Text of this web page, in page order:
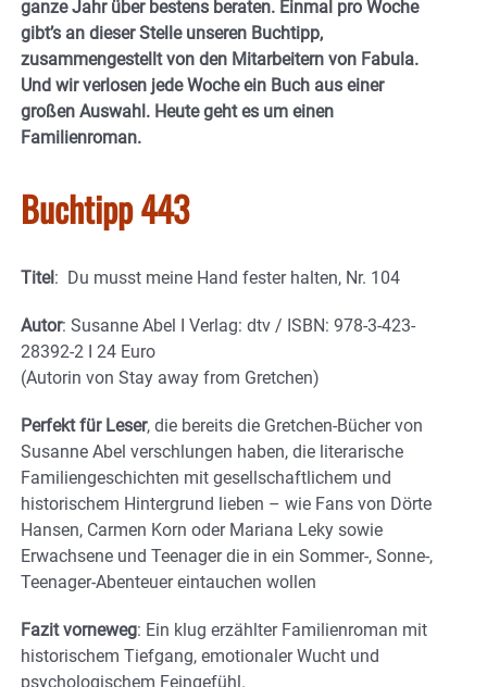
ganze Jahr über bestens beraten. Einmal pro Woche
gibt’s an dieser Stelle unseren Buchtipp,
zusammengestellt von den Mitarbeitern von Fabula.
Und wir verlosen jede Woche ein Buch aus einer
großen Auswahl. Heute geht es um einen
Familienroman.
Buchtipp 443
Titel: Du musst meine Hand fester halten, Nr. 104
Autor: Susanne Abel I Verlag: dtv / ISBN: 978-3-423-
28392-2 I 24 Euro
(Autorin von Stay away from Gretchen)
Perfekt für Leser, die bereits die Gretchen-Bücher von
Susanne Abel verschlungen haben, die literarische
Familiengeschichten mit gesellschaftlichem und
historischem Hintergrund lieben – wie Fans von Dörte
Hansen, Carmen Korn oder Mariana Leky sowie
Erwachsene und Teenager die in ein Sommer-, Sonne-,
Teenager-Abenteuer eintauchen wollen
Fazit vorneweg: Ein klug erzählter Familienroman mit
historischem Tiefgang, emotionaler Wucht und
psychologischem Feingefühl.